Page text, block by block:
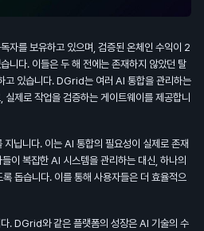
를 보유하고 있으며, 검증된 온체인 수익이 2
니다. 이들은 두 해 전에는 존재하지 않았던 탈
고 있습니다. DGrid는 여러 AI 통합을 관리하는
실제로 작업을 검증하는 게이트웨이를 제공합니
닙니다. 이는 AI 통합의 필요성이 실제로 존재
이 복잡한 AI 시스템을 관리하는 대신, 하나의
돕습니다. 이를 통해 사용자들은 더 효율적으
. DGrid와 같은 플랫폼의 성장은 AI 기술의 수